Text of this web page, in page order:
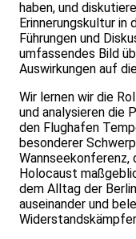
haben, und
Erinnerungskultur
Führungen und
umfassendes Bild
Auswirkungen auf
Wir lernen wir die
und analysieren die
den Flughafen
besonderer
Wannseekonferenz,
Holocaust
dem Alltag der
auseinander und